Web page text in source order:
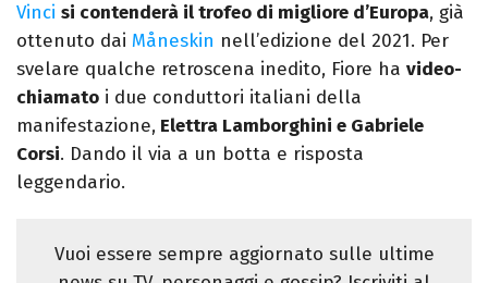
Vinci si contenderà il trofeo di migliore d’Europa, già
ottenuto dai Måneskin nell’edizione del 2021. Per
svelare qualche retroscena inedito, Fiore ha video-
chiamato i due conduttori italiani della
manifestazione, Elettra Lamborghini e Gabriele
Corsi. Dando il via a un botta e risposta
leggendario.
Vuoi essere sempre aggiornato sulle ultime